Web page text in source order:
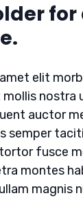
for
elit
nostra
auctor
semper
fusce
montes
magnis